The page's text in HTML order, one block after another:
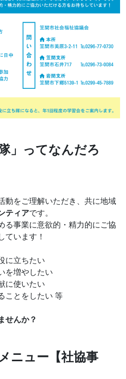
」ってなんだろ
動をご理解いただき、共に地域
ティアです。
る事業に意欲的・精力的にご協
ています！
に立ちたい
を増やしたい
に使いたい
ことをしたい 等
せんか？
ニュー【社協事